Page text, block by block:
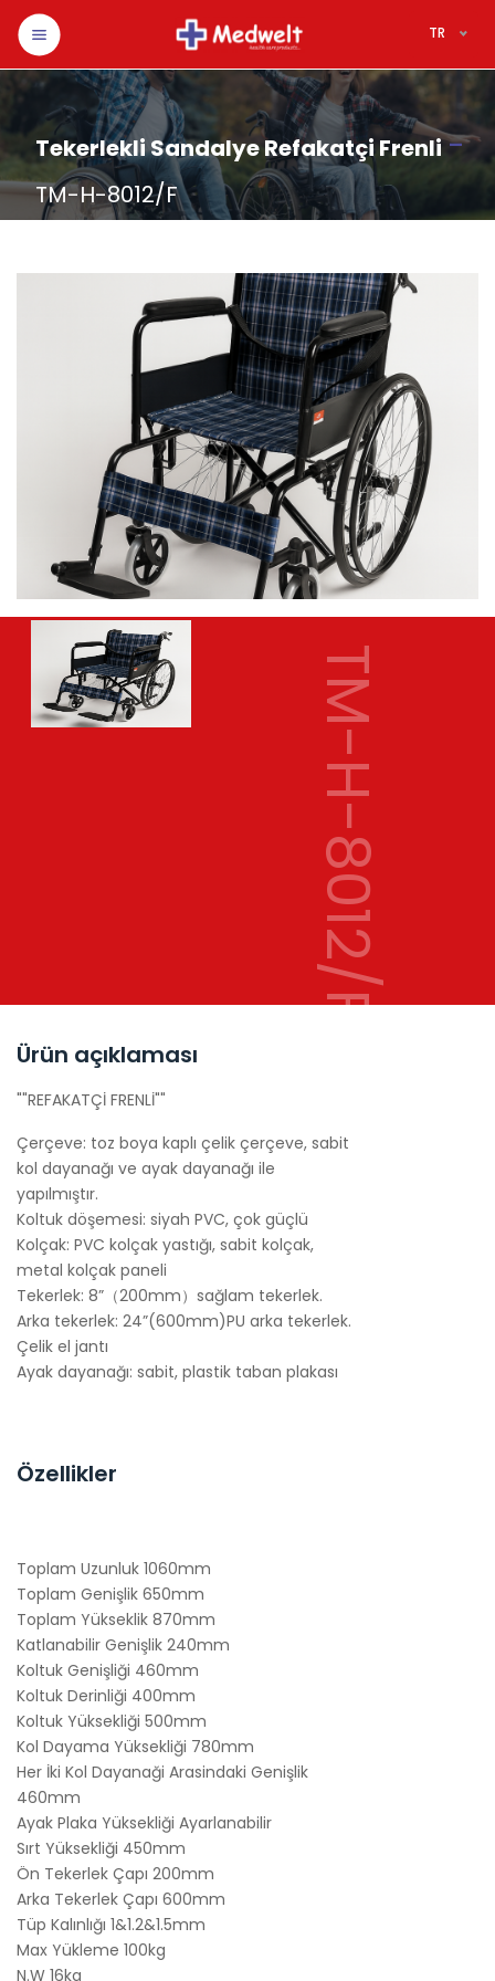
TR
Tekerlekli Sandalye Refakatçi Frenli-
TM-H-8012/F
TM-H-8012/F
Ürün açıklaması
""REFAKATÇİ FRENLİ""
Çerçeve: toz boya kaplı çelik çerçeve, sabit
kol dayanağı ve ayak dayanağı ile
yapılmıştır.
Koltuk döşemesi: siyah PVC, çok güçlü
Kolçak: PVC kolçak yastığı, sabit kolçak,
metal kolçak paneli
Tekerlek: 8”（200mm）sağlam tekerlek.
Arka tekerlek: 24”(600mm)PU arka tekerlek.
Çelik el jantı
Ayak dayanağı: sabit, plastik taban plakası
Özellikler
Toplam Uzunluk 1060mm
Toplam Genişlik 650mm
Toplam Yükseklik 870mm
Katlanabilir Genişlik 240mm
Koltuk Genişliği 460mm
Koltuk Derinliği 400mm
Koltuk Yüksekliği 500mm
Kol Dayama Yüksekliği 780mm
Her İki Kol Dayanaği Arasindaki Genişlik
460mm
Ayak Plaka Yüksekliği Ayarlanabilir
Sırt Yüksekliği 450mm
Ön Tekerlek Çapı 200mm
Arka Tekerlek Çapı 600mm
Tüp Kalınlığı 1&1.2&1.5mm
Max Yükleme 100kg
N.W 16kg